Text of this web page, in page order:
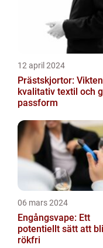
12 april 2024
Prästskjortor:
kvalitativ textil och
passform
06 mars 2024
Engångsvape: Ett
potentiellt sätt att bli
rökfri